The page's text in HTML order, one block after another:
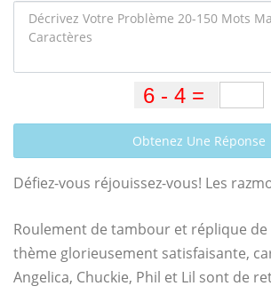
Obtenez Une Réponse
Défiez-vous réjouissez-vous! Les
Roulement de tambour et réplique de
thème glorieusement satisfaisante,
Angelica, Chuckie, Phil et Lil sont de